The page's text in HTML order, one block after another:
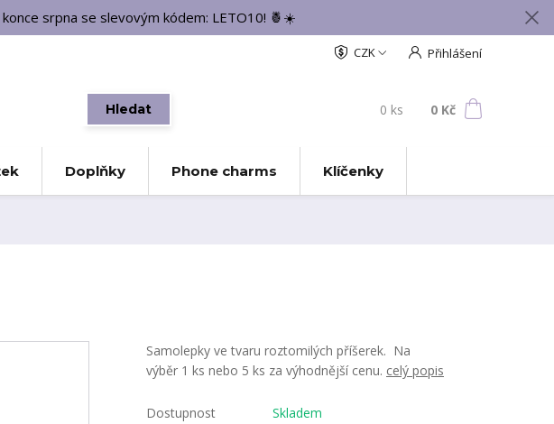
srpna se slevovým kódem: LETO10! 🍍☀️
CZK Přihlášení
Hledat 0 ks 0 Kč
Doplňky Phone charms Klíčenky
Samolepky ve tvaru roztomilých příšerek. Na
výběr 1 ks nebo 5 ks za výhodnější cenu. celý popis
Dostupnost Skladem